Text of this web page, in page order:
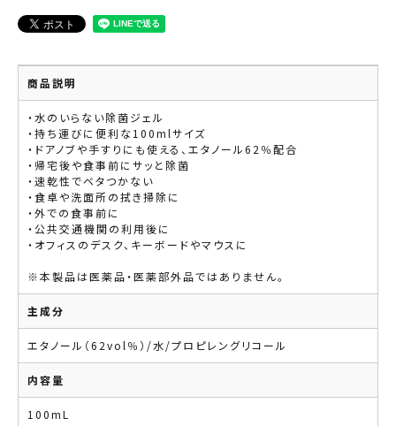
商品説明
・水のいらない除菌ジェル
・持ち運びに便利な100mlサイズ
・ドアノブや手すりにも使える、エタノール62％配合
・帰宅後や食事前にサッと除菌
・速乾性でベタつかない
・食卓や洗面所の拭き掃除に
・外での食事前に
・公共交通機関の利用後に
・オフィスのデスク、キーボードやマウスに
※本製品は医薬品・医薬部外品ではありません。
主成分
エタノール（62vol％）/水/プロピレングリコール
内容量
100mL